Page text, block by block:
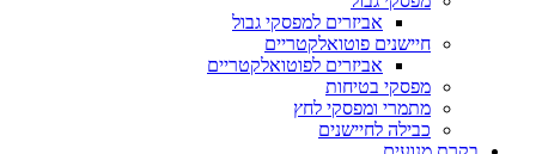
אביזרים למפסקי גבול
חיישנים פוטואלקטריים
אביזרים לפוטואלקטריים
מפסקי בטיחות
מתמרי ומפסקי לחץ
כבילה לחיישנים